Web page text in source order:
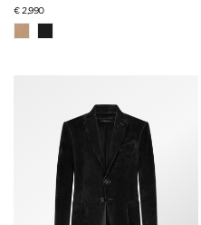
€ 2,990